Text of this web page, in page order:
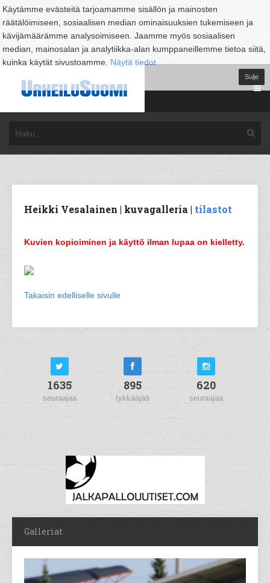
Käytämme evästeitä tarjoamamme sisällön ja mainosten
räätälöimiseen, sosiaalisen median ominaisuuksien tukemiseen ja
kävijämäärämme analysoimiseen. Jaamme myös sosiaalisen
median, mainosalan ja analytiikka-alan kumppaneillemme tietoa siitä,
kuinka käytät sivustoamme. Näytä tiedot
Sulje
Heikki Vesalainen | kuvagalleria | tilastot
Kuvien kopioiminen ja käyttö ilman lupaa on kielletty.
Takaisin edelliselle sivulle
1635
seuraajaa
895
tykkääjää
620
seuraajaa
Galleriat